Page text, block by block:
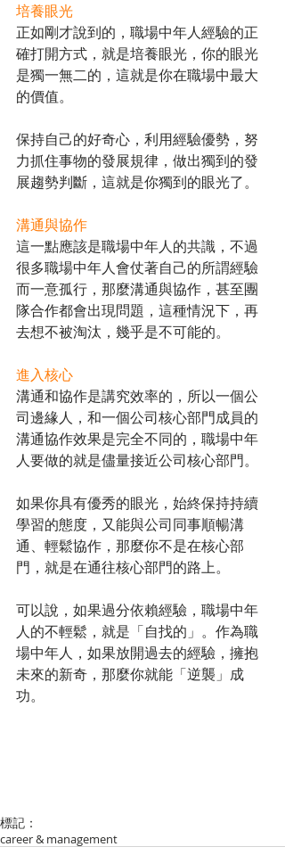
培養眼光
正如剛才說到的，職場中年人經驗的正
確打開方式，就是培養眼光，你的眼光
是獨一無二的，這就是你在職場中最大
的價值。
保持自己的好奇心，利用經驗優勢，努
力抓住事物的發展規律，做出獨到的發
展趨勢判斷，這就是你獨到的眼光了。
溝通與協作
這一點應該是職場中年人的共識，不過
很多職場中年人會仗著自己的所謂經驗
而一意孤行，那麼溝通與協作，甚至團
隊合作都會出現問題，這種情況下，再
去想不被淘汰，幾乎是不可能的。
進入核心
溝通和協作是講究效率的，所以一個公
司邊緣人，和一個公司核心部門成員的
溝通協作效果是完全不同的，職場中年
人要做的就是儘量接近公司核心部門。
如果你具有優秀的眼光，始終保持持續
學習的態度，又能與公司同事順暢溝
通、輕鬆協作，那麼你不是在核心部
門，就是在通往核心部門的路上。
可以說，如果過分依賴經驗，職場中年
人的不輕鬆，就是「自找的」。作為職
場中年人，如果放開過去的經驗，擁抱
未來的新奇，那麼你就能「逆襲」成
功。
標記：
career & management